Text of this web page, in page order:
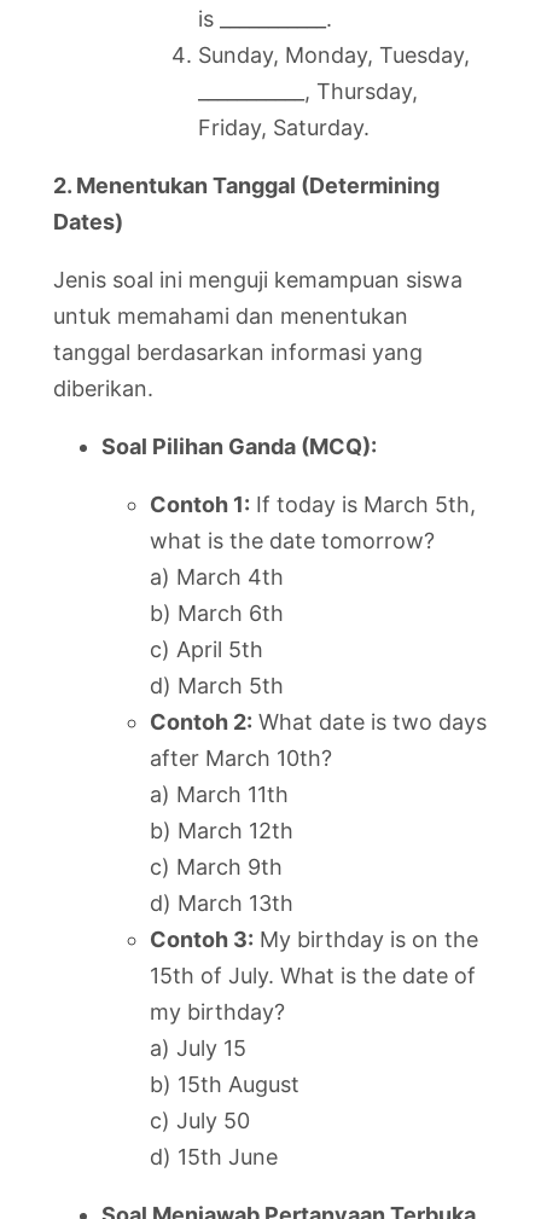
is ___________.
Sunday, Monday, Tuesday,
___________, Thursday,
Friday, Saturday.
2. Menentukan Tanggal (Determining
Dates)
Jenis soal ini menguji kemampuan siswa
untuk memahami dan menentukan
tanggal berdasarkan informasi yang
diberikan.
Soal Pilihan Ganda (MCQ):
Contoh 1: If today is March 5th,
what is the date tomorrow?
a) March 4th
b) March 6th
c) April 5th
d) March 5th
Contoh 2: What date is two days
after March 10th?
a) March 11th
b) March 12th
c) March 9th
d) March 13th
Contoh 3: My birthday is on the
15th of July. What is the date of
my birthday?
a) July 15
b) 15th August
c) July 50
d) 15th June